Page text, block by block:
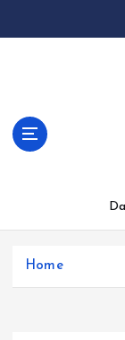
Home